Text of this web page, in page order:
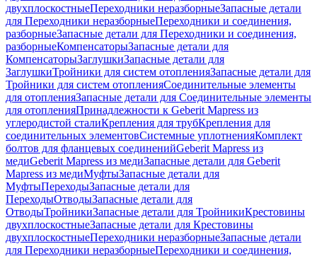
двухплоскостныеПереходники неразборныеЗапасные детали
для Переходники неразборныеПереходники и соединения,
разборныеЗапасные детали для Переходники и соединения,
разборныеКомпенсаторыЗапасные детали для
КомпенсаторыЗаглушкиЗапасные детали для
ЗаглушкиТройники для систем отопленияЗапасные детали для
Тройники для систем отопленияСоединительные элементы
для отопленияЗапасные детали для Соединительные элементы
для отопленияПринадлежности к Geberit Mapress из
углеродистой сталиКрепления для трубКрепления для
соединительных элементовСистемные уплотненияКомплект
болтов для фланцевых соединенийGeberit Mapress из
медиGeberit Mapress из медиЗапасные детали для Geberit
Mapress из медиМуфтыЗапасные детали для
МуфтыПереходыЗапасные детали для
ПереходыОтводыЗапасные детали для
ОтводыТройникиЗапасные детали для ТройникиКрестовины
двухплоскостныеЗапасные детали для Крестовины
двухплоскостныеПереходники неразборныеЗапасные детали
для Переходники неразборныеПереходники и соединения,